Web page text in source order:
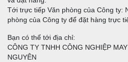
Tới trực tiếp Văn phòng của Công ty:
phòng của Công ty để đặt hàng trực
Bạn có thể tới địa chỉ:
CÔNG TY TNHH CÔNG NGHIỆP
NGUYÊN